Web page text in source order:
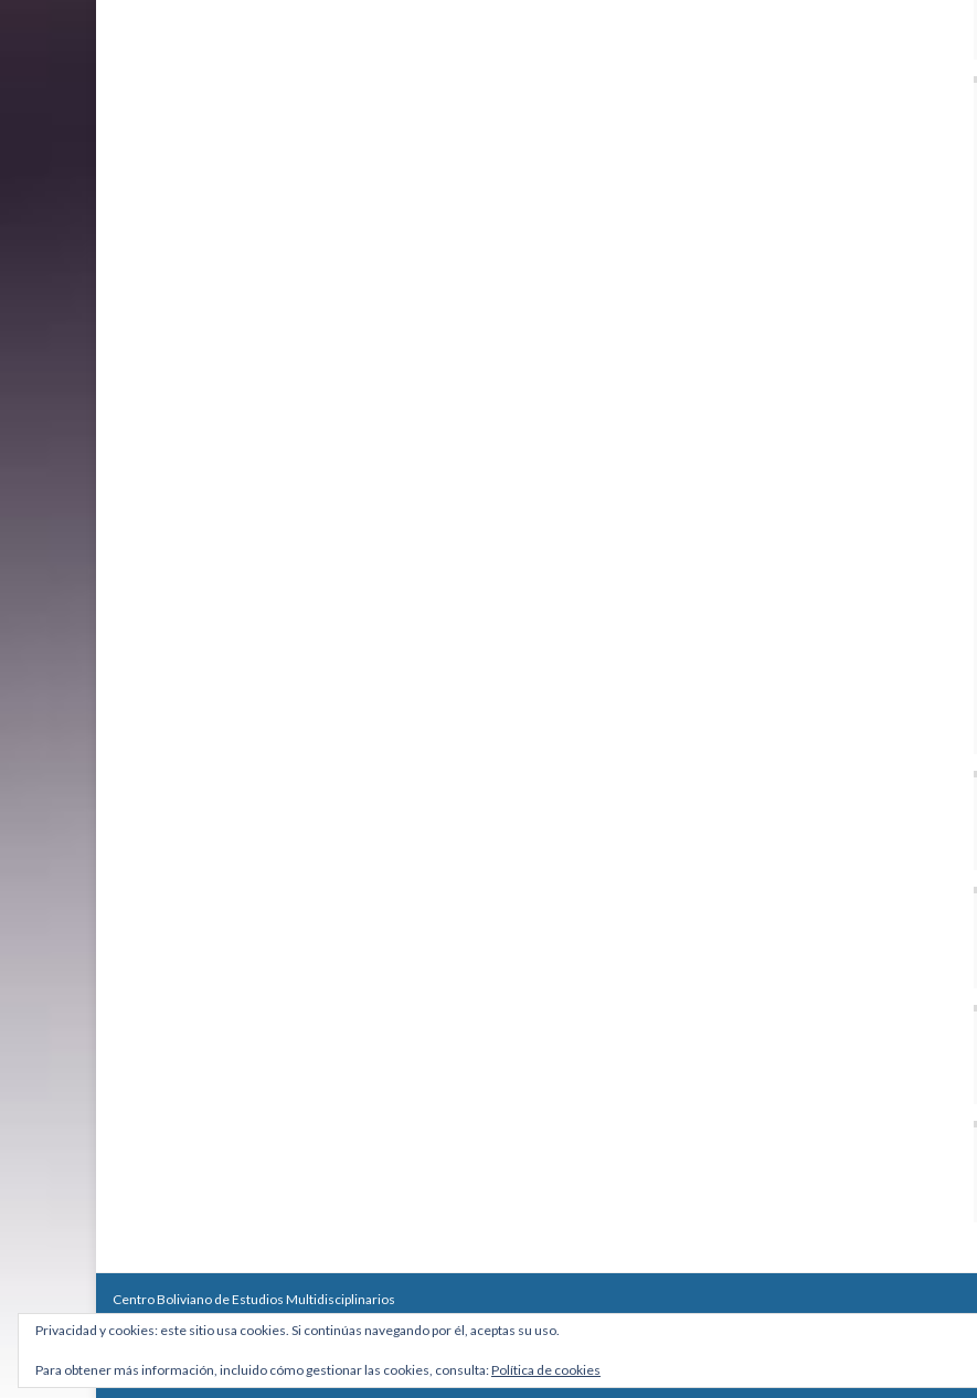
Centro Boliviano de Estudios Multidisciplinarios
Calle Macario Pinilla # 2588 esq. Av. Arce, Edificio Arcadia, Mezzanine, Of. 101 - La Paz, Bolivia
Teléfono: +591 2431818 - Celular: +591 73027636
Hecho con
por Graphene Themes.
Privacidad y cookies: este sitio usa cookies. Si continúas navegando por él, aceptas su uso.
Para obtener más información, incluido cómo gestionar las cookies, consulta:Política de cookies